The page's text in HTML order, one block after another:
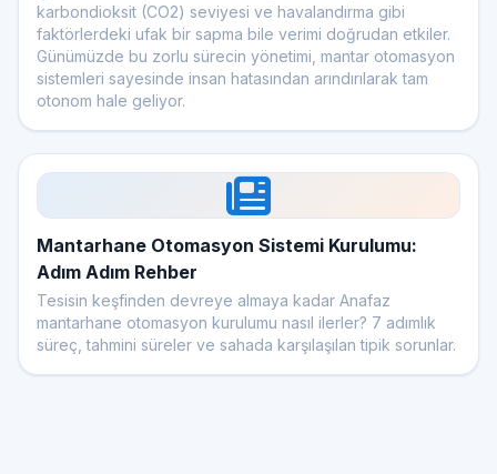
karbondioksit (CO2) seviyesi ve havalandırma gibi
faktörlerdeki ufak bir sapma bile verimi doğrudan etkiler.
Günümüzde bu zorlu sürecin yönetimi, mantar otomasyon
sistemleri sayesinde insan hatasından arındırılarak tam
otonom hale geliyor.
Mantarhane Otomasyon Sistemi Kurulumu:
Adım Adım Rehber
Tesisin keşfinden devreye almaya kadar Anafaz
mantarhane otomasyon kurulumu nasıl ilerler? 7 adımlık
süreç, tahmini süreler ve sahada karşılaşılan tipik sorunlar.